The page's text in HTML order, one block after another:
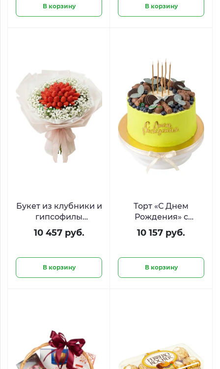
В корзину В корзину
Букет из клубники и
гипсофилы
«Поцелуй лета»
10 457 руб.
В корзину
Торт «С Днем
Рождения» с
ягодами и печеньем
Oreo
10 157 руб.
В корзину